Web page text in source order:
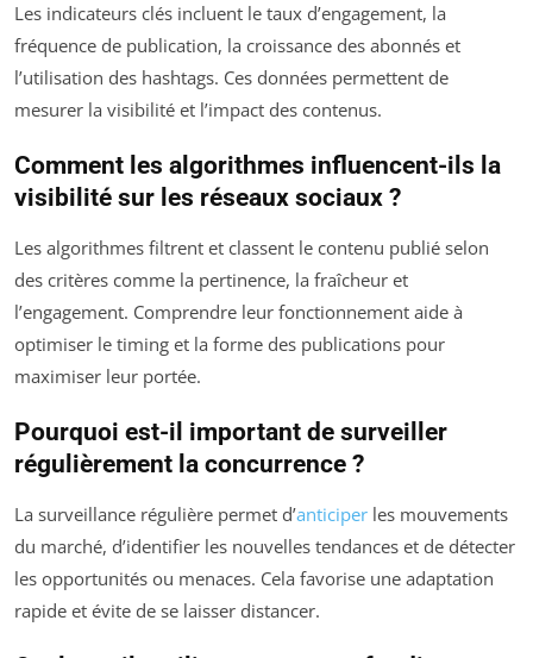
Les indicateurs clés incluent le taux d’engagement, la
fréquence de publication, la croissance des abonnés et
l’utilisation des hashtags. Ces données permettent de
mesurer la visibilité et l’impact des contenus.
Comment les algorithmes influencent-ils la
visibilité sur les réseaux sociaux ?
Les algorithmes filtrent et classent le contenu publié selon
des critères comme la pertinence, la fraîcheur et
l’engagement. Comprendre leur fonctionnement aide à
optimiser le timing et la forme des publications pour
maximiser leur portée.
Pourquoi est-il important de surveiller
régulièrement la concurrence ?
La surveillance régulière permet d’anticiper les mouvements
du marché, d’identifier les nouvelles tendances et de détecter
les opportunités ou menaces. Cela favorise une adaptation
rapide et évite de se laisser distancer.